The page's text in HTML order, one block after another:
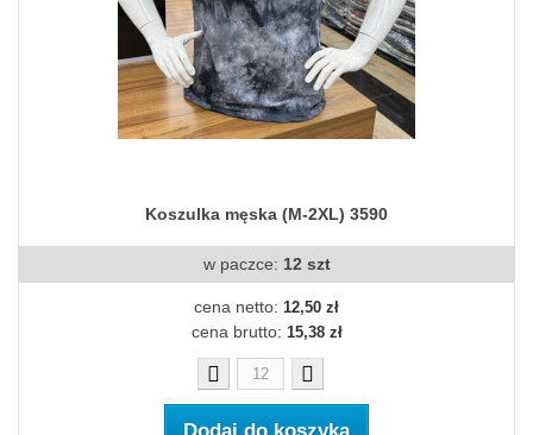
Koszulka męska (M-2XL) 3590
w paczce: 12 szt
cena netto: 12,50 zł
cena brutto: 15,38 zł